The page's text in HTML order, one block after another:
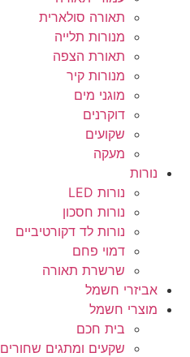
תאורה סולארית
מנורות תלייה
תאורת הצפה
מנורות קיר
מוגני מים
דוקרנים
שקועים
מעקה
נורות
נורות LED
נורות חסכון
נורות לד דקורטיביים
דמוי פחם
שרשרת תאורה
אביזרי חשמל
מוצרי חשמל
בית חכם
שקעים ומתגים שחורים